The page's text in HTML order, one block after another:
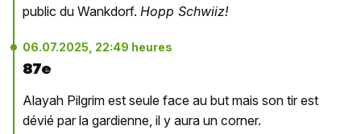
public du Wankdorf. Hopp Schwiiz!
06.07.2025, 22:49 heures
87e
Alayah Pilgrim est seule face au but mais son tir est
dévié par la gardienne, il y aura un corner.